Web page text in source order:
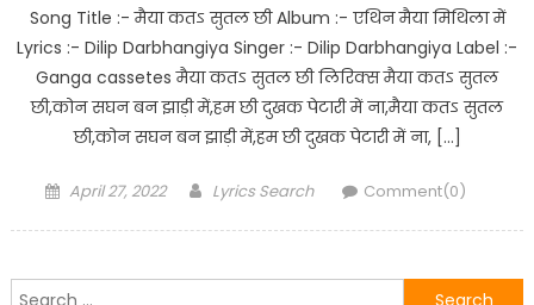
Song Title :- मैया कतऽ सुतल छी Album :- एथिन मैया मिथिला में
Lyrics :- Dilip Darbhangiya Singer :- Dilip Darbhangiya Label :-
Ganga cassetes मैया कतऽ सुतल छी लिरिक्स मैया कतऽ सुतल
छी,कोन सघन बन झाड़ी में,हम छी दुखक पेटारी में ना,मैया कतऽ सुतल
छी,कोन सघन बन झाड़ी में,हम छी दुखक पेटारी में ना, […]
Posted
April 27, 2022 Author
Lyrics Search Comment(0)
Search